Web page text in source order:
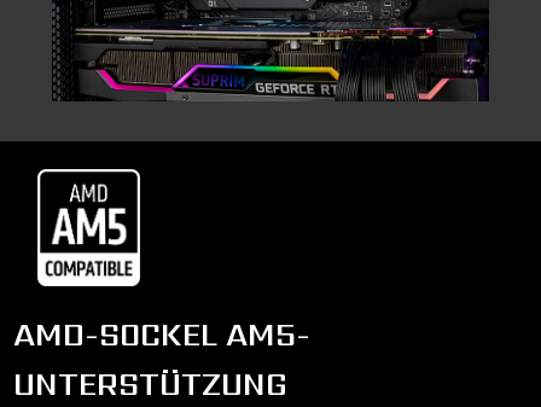
AMD-SOCKEL AM5-
UNTERSTÜTZUNG